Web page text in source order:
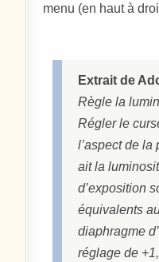
menu (en haut à
Extrait de
Règle la
Régler le
l’aspect de la
ait la
d’exposition
équivalents
diaphragme
réglage de